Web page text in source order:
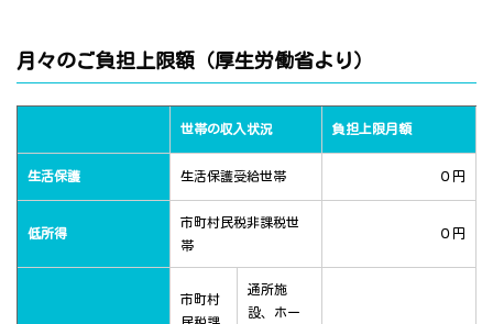
月々のご負担上限額（厚生労働省より）
世帯の収入状況 負担上限月額
生活保護 生活保護受給世帯 ０円
低所得
市町村民税非課税世
帯
０円
市町村
通所施
設、ホー